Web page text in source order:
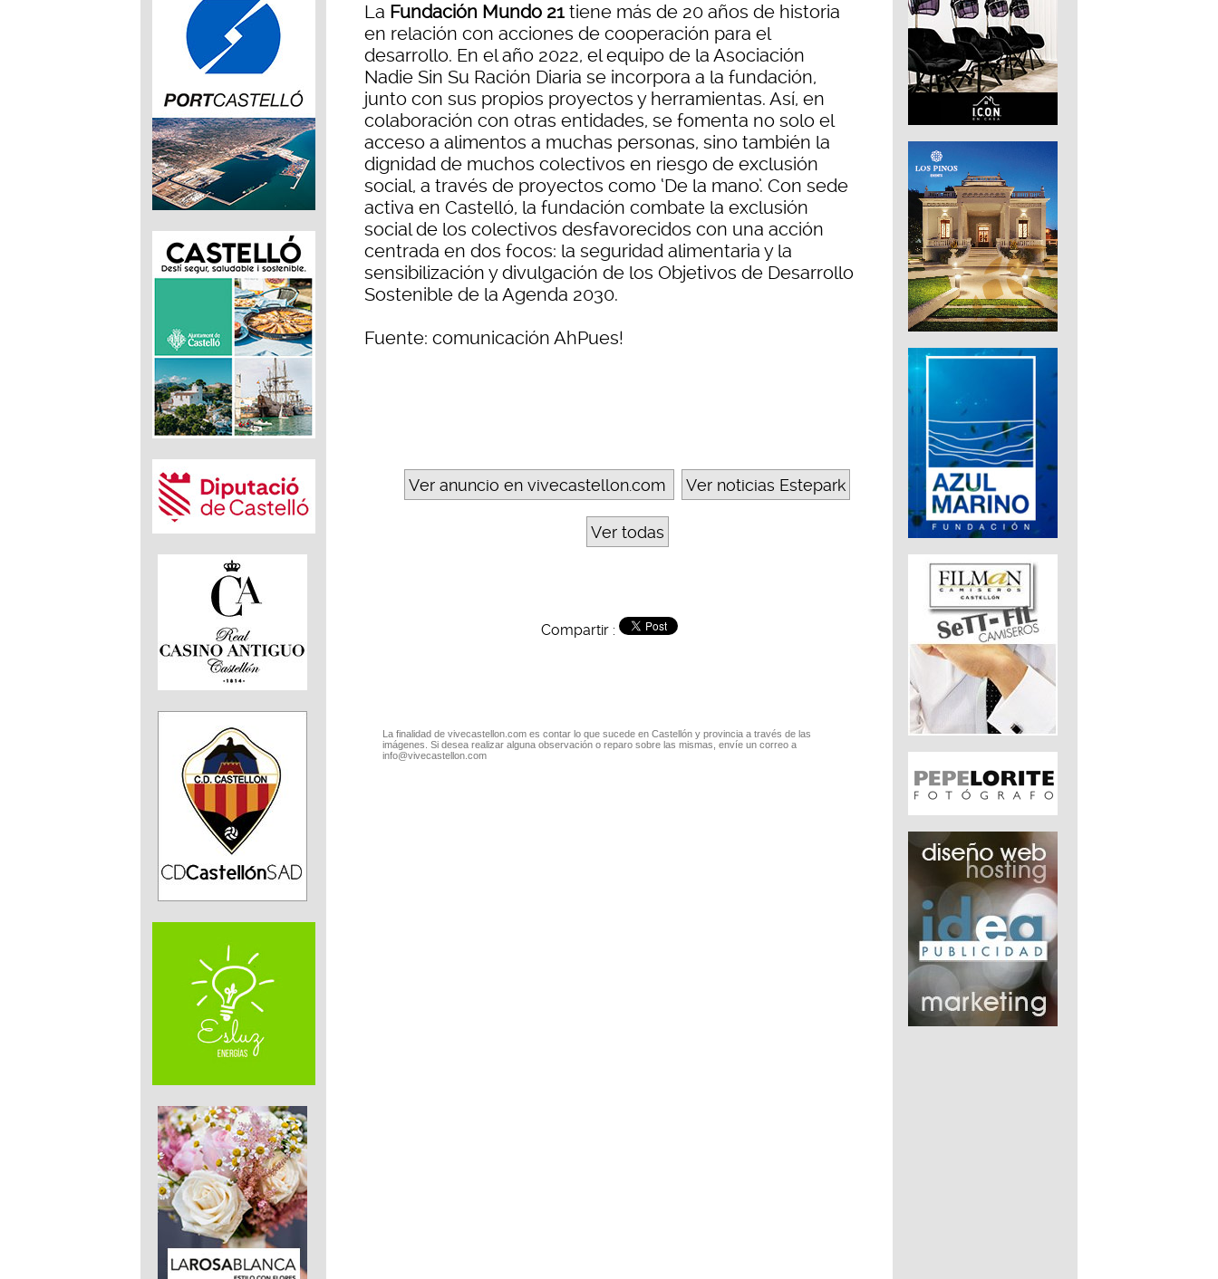
La Fundación Mundo 21 tiene más de 20 años de historia
en relación con acciones de cooperación para el
desarrollo. En el año 2022, el equipo de la Asociación
Nadie Sin Su Ración Diaria se incorpora a la fundación,
junto con sus propios proyectos y herramientas. Así, en
colaboración con otras entidades, se fomenta no solo el
acceso a alimentos a muchas personas, sino también la
dignidad de muchos colectivos en riesgo de exclusión
social, a través de proyectos como ‘De la mano’. Con sede
activa en Castelló, la fundación combate la exclusión
social de los colectivos desfavorecidos con una acción
centrada en dos focos: la seguridad alimentaria y la
sensibilización y divulgación de los Objetivos de Desarrollo
Sostenible de la Agenda 2030.
Fuente: comunicación AhPues!
Ver anuncio en vivecastellon.com Ver noticias Estepark
Ver todas
Compartir :
La finalidad de vivecastellon.com es contar lo que sucede en Castellón y provincia a través de las
imágenes. Si desea realizar alguna observación o reparo sobre las mismas, envíe un correo a
info@vivecastellon.com